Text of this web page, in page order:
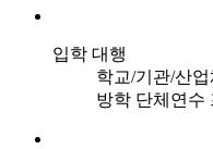
입학 대행
학교/기관/산
방학 단체연수